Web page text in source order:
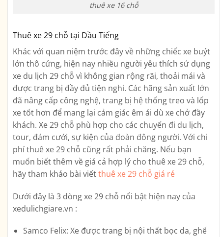
thuê xe 16 chỗ
Thuê xe 29 chỗ tại Dầu Tiếng
Khác với quan niệm trước đây về những chiếc xe buýt
lớn thô cứng, hiện nay nhiều người yêu thích sử dụng
xe du lịch 29 chỗ vì không gian rộng rãi, thoải mái và
được trang bị đầy đủ tiện nghi. Các hãng sản xuất lớn
đã nâng cấp công nghệ, trang bị hệ thống treo và lốp
xe tốt hơn để mang lại cảm giác êm ái dù xe chở đầy
khách. Xe 29 chỗ phù hợp cho các chuyến đi du lịch,
tour, đám cưới, sự kiện của đoàn đông người. Với chi
phí thuê xe 29 chỗ cũng rất phải chăng. Nếu bạn
muốn biết thêm về giá cả hợp lý cho thuê xe 29 chỗ,
hãy tham khảo bài viếtthuê xe 29 chỗ giá rẻ
Dưới đây là 3 dòng xe 29 chỗ nổi bật hiện nay của
xedulichgiare.vn :
Samco Felix: Xe được trang bị nội thất bọc da, ghế